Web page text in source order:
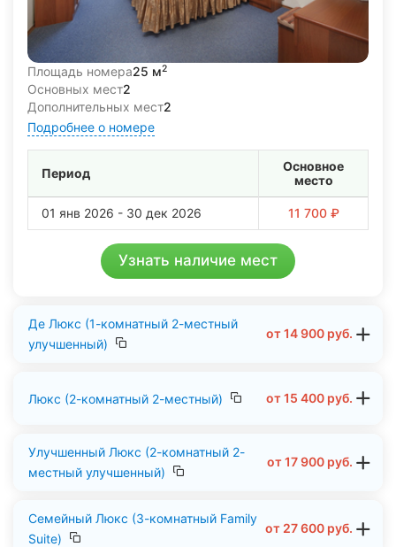
Площадь номера25 м2
Основных мест2
Дополнительных мест2
Подробнее о номере
Период
Основное
место
01 янв 2026 - 30 дек 2026 11 700 ₽
Узнать наличие мест
Де Люкс (1-комнатный 2-местный
улучшенный)
от14 900 руб.
Люкс (2-комнатный 2-местный) от15 400 руб.
Улучшенный Люкс (2-комнатный 2-
местный улучшенный)
от17 900 руб.
Семейный Люкс (3-комнатный Family
Suite)
от 27 600 руб.